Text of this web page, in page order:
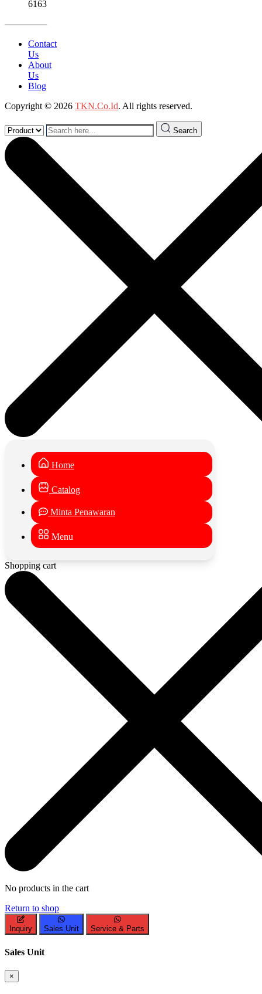
6163
————–
Contact
Us
About
Us
Blog
Copyright © 2026 TKN.Co.Id. All rights reserved.
Search
Home
Catalog
Minta Penawaran
Menu
Shopping cart
No products in the cart
Return to shop
Inquiry Sales Unit Service & Parts
Sales Unit
×